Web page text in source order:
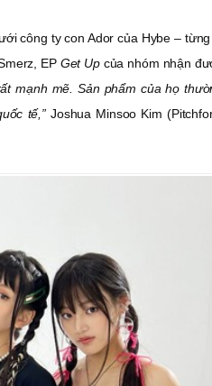
công ty con Ador của Hybe –
EP Get Upcủa nhóm nhận
mạnh mẽ. Sản phẩm của họ
tế,”Joshua Minsoo Kim